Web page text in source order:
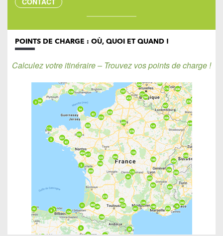
POINTS DE CHARGE : OÙ, QUOI ET QUAND !
Calculez votre itinéraire – Trouvez vos points de charge !